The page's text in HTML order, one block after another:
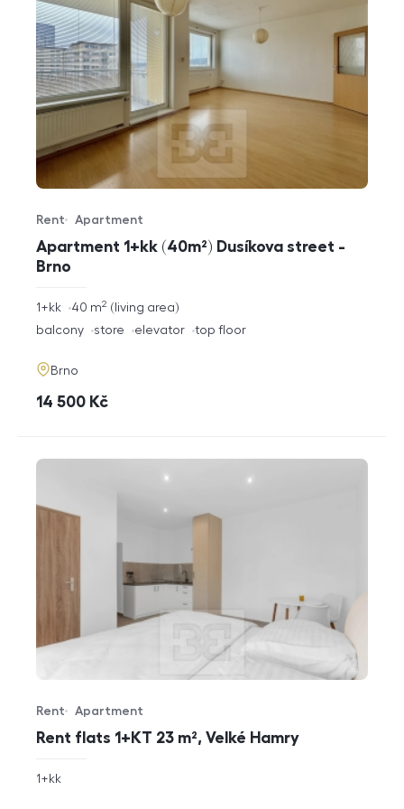
Apartment 1+kk (40m²) Dusíkova street -
Brno
Offer type
Rent
Property type
Apartment
rozměry
1+kk living area
40 m2
funkce
balcony store elevator top floor
adresa
Brno
cena
14 500 Kč
Rent flats 1+KT 23 m², Velké Hamry
Offer type
Rent
Property type
Apartment
rozměry
1+kk